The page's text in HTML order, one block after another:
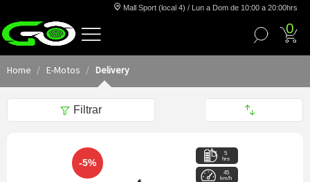
Mall Sport (local 4) / Lun a Dom de 10:00 a 20:00hrs
0
Home E-Motos Delivery
Filtrar
-5%
5
hrs
45
km/h